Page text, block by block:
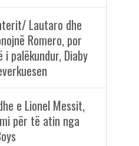
Lautaro dhe
Romero, por
palëkundur, Diaby
e Lionel Messit,
për të atin nga